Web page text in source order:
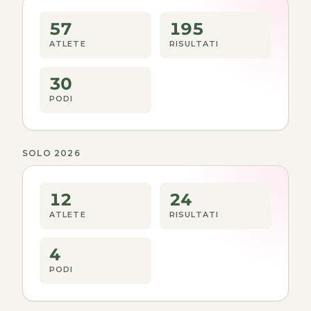
57
ATLETE
195
RISULTATI
30
PODI
SOLO 2026
12
ATLETE
24
RISULTATI
4
PODI